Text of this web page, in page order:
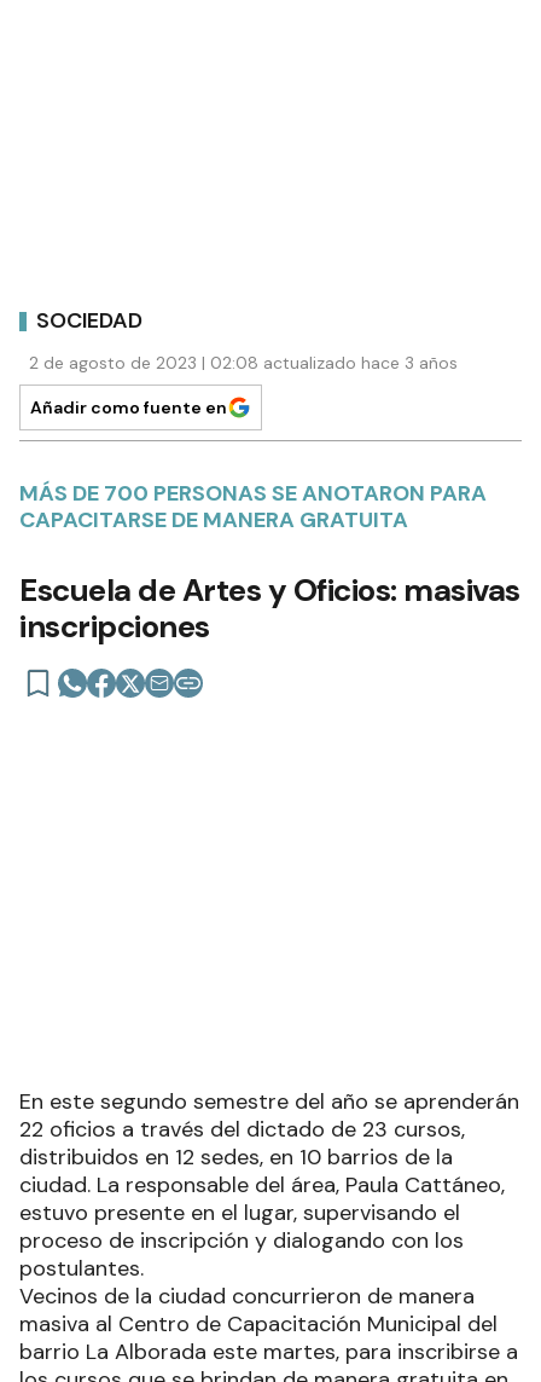
SOCIEDAD
2 de agosto de 2023 | 02:08 actualizado hace 3 años
Añadir como fuente en
MÁS DE 700 PERSONAS SE ANOTARON PARA
CAPACITARSE DE MANERA GRATUITA
Escuela de Artes y Oficios: masivas
inscripciones
En este segundo semestre del año se aprenderán
22 oficios a través del dictado de 23 cursos,
distribuidos en 12 sedes, en 10 barrios de la
ciudad. La responsable del área, Paula Cattáneo,
estuvo presente en el lugar, supervisando el
proceso de inscripción y dialogando con los
postulantes.
Vecinos de la ciudad concurrieron de manera
masiva al Centro de Capacitación Municipal del
barrio La Alborada este martes, para inscribirse a